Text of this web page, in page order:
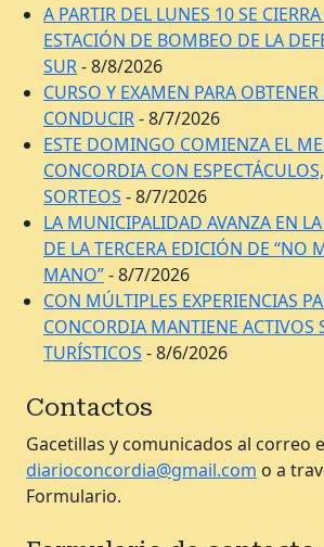
A PARTIR DEL LUNES 10 SE
ESTACIÓN DE BOMBEO DE LA
SUR- 8/8/2026
CURSO Y EXAMEN PARA
CONDUCIR- 8/7/2026
ESTE DOMINGO COMIENZA EL
CONCORDIA CON
SORTEOS - 8/7/2026
LA MUNICIPALIDAD AVANZA EN
DE LA TERCERA EDICIÓN DE “NO
MANO”- 8/7/2026
CON MÚLTIPLES EXPERIENCIAS
CONCORDIA MANTIENE ACTIVOS
TURÍSTICOS - 8/6/2026
Contactos
Gacetillas y comunicados al correo
diarioconcordia@gmail.com o a
Formulario.